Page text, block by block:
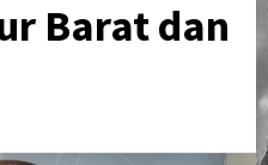
Barat dan